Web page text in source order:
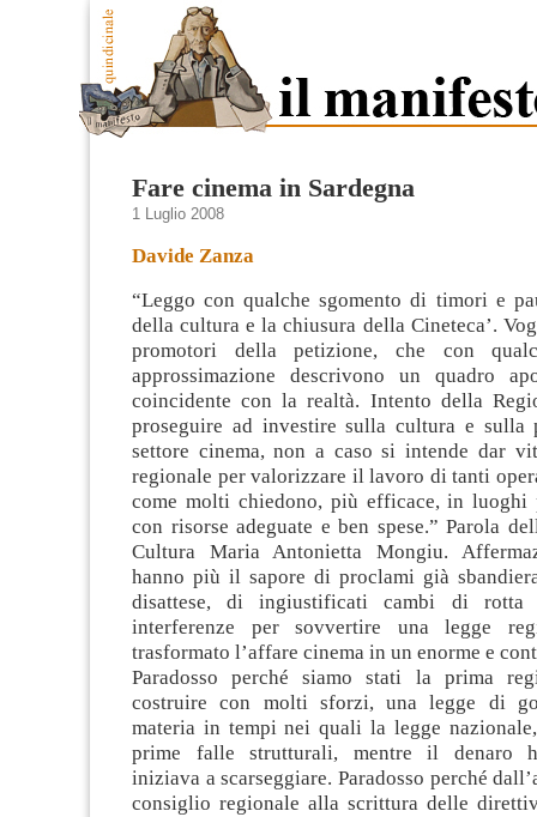
Fare cinema in Sardegna
1 Luglio 2008
Davide Zanza
“Leggo con qualche sgomento di timori e
della cultura e la chiusura della Cineteca’.
promotori della petizione, che con
approssimazione descrivono un quadro
coincidente con la realtà. Intento della
proseguire ad investire sulla cultura e sulla
settore cinema, non a caso si intende dar
regionale per valorizzare il lavoro di tanti
come molti chiedono, più efficace, in luoghi
con risorse adeguate e ben spese.” Parola
Cultura Maria Antonietta Mongiu.
hanno più il sapore di proclami già
disattese, di ingiustificati cambi di
interferenze per sovvertire una legge
trasformato l’affare cinema in un enorme e
Paradosso perché siamo stati la prima
costruire con molti sforzi, una legge di
materia in tempi nei quali la legge
prime falle strutturali, mentre il denaro
iniziava a scarseggiare. Paradosso perché
consiglio regionale alla scrittura delle